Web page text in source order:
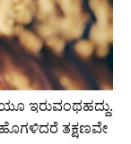
ಇರುವಂಥಹದ್ದು.
ತಕ್ಷಣವೇ